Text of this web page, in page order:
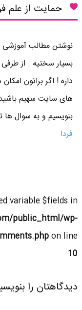
حمایت از علم
نوشتن مطالب آموزشی
بسیار سختیه . از
داره ! اگر براتون
های سایت سهیم باشید
بنویسیم و به سوال
فردا
variable $fields in
public_html/wp-
on line
10
دیدگاهتان را